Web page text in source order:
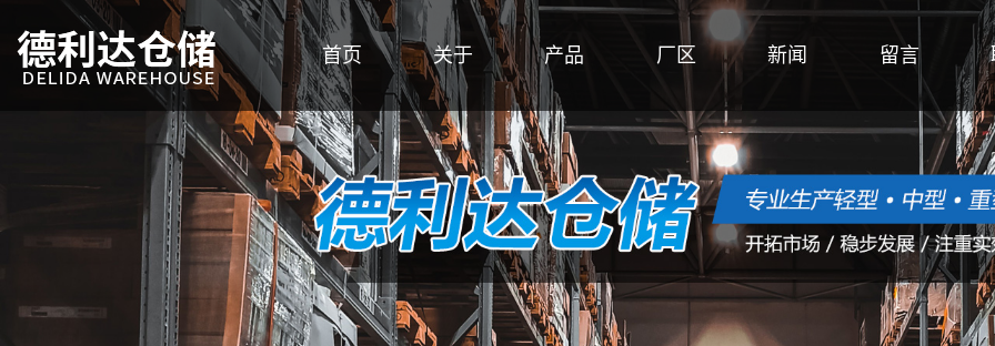
首页 关于 产品 厂区 新闻 留言